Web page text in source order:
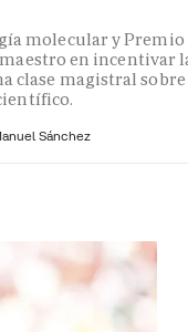
molecular y Premio
maestro en incentivar
clase magistral sobre
Sánchez